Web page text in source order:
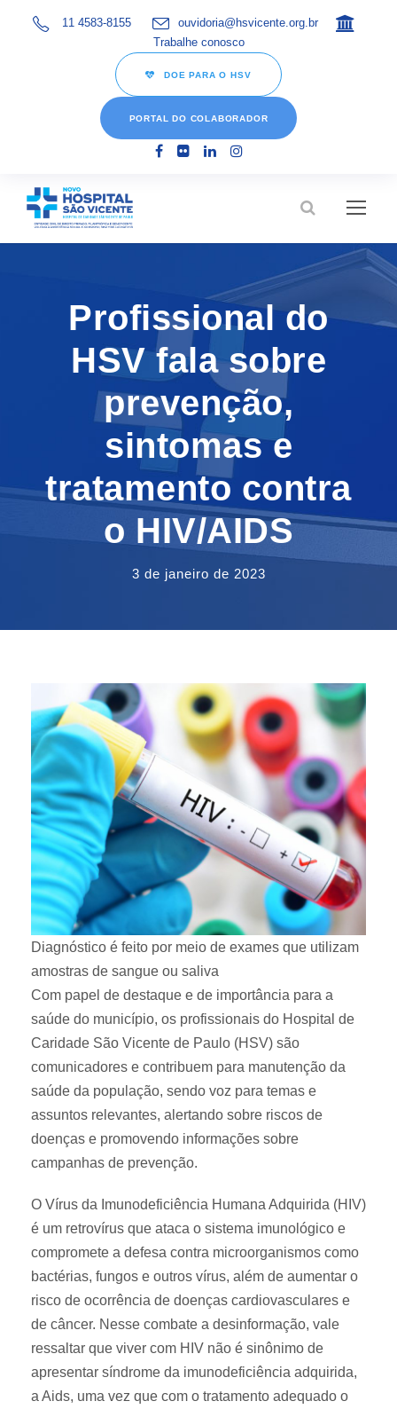
11 4583-8155
ouvidoria@hsvicente.org.br
Trabalhe conosco
DOE PARA O HSV
PORTAL DO COLABORADOR
Profissional do
HSV fala sobre
prevenção,
sintomas e
tratamento contra
o HIV/AIDS
3 de janeiro de 2023
Diagnóstico é feito por meio de exames que utilizam
amostras de sangue ou saliva
Com papel de destaque e de importância para a
saúde do município, os profissionais do Hospital de
Caridade São Vicente de Paulo (HSV) são
comunicadores e contribuem para manutenção da
saúde da população, sendo voz para temas e
assuntos relevantes, alertando sobre riscos de
doenças e promovendo informações sobre
campanhas de prevenção.
O Vírus da Imunodeficiência Humana Adquirida (HIV)
é um retrovírus que ataca o sistema imunológico e
compromete a defesa contra microorganismos como
bactérias, fungos e outros vírus, além de aumentar o
risco de ocorrência de doenças cardiovasculares e
de câncer. Nesse combate a desinformação, vale
ressaltar que viver com HIV não é sinônimo de
apresentar síndrome da imunodeficiência adquirida,
a Aids, uma vez que com o tratamento adequado o